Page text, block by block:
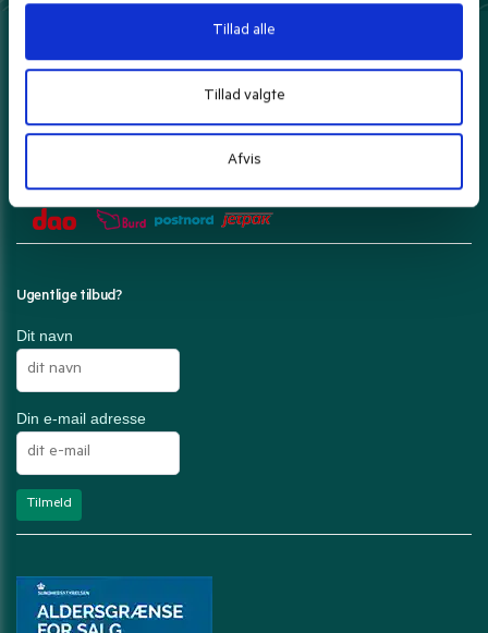
Tillad alle
Tillad valgte
Afvis
Her kan du betale med
Din ordre pakkes forsigtigt og sendes med
Ugentlige tilbud?
Dit navn
Din e-mail adresse